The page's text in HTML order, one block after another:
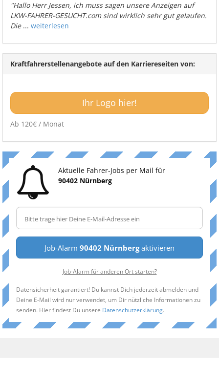
"Hallo Herr Jessen, ich muss sagen unsere Anzeigen auf
LKW-FAHRER-GESUCHT.com sind wirklich sehr gut gelaufen.
Die... weiterlesen
Kraftfahrerstellenangebote auf den Karriereseiten von:
Ihr Logo hier!
Ab 120€ / Monat
Aktuelle Fahrer-Jobs per Mail für
90402 Nürnberg
Job-Alarm 90402 Nürnbergaktivieren
Job-Alarm für anderen Ort starten?
Datensicherheit garantiert! Du kannst Dich jederzeit abmelden und
Deine E-Mail wird nur verwendet, um Dir nützliche Informationen zu
senden. Hier findest Du unsere Datenschutzerklärung.